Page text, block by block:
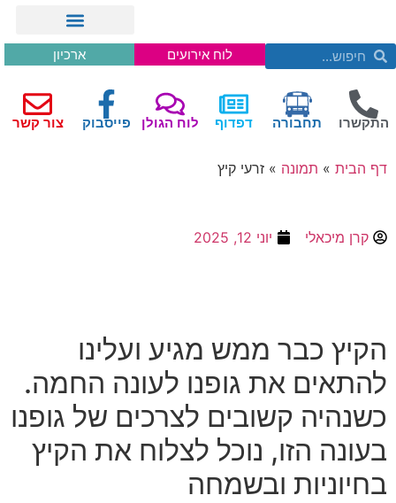
לוח אירועים ארכיון
התקשרו תחבורה דפדוף לוח הגולן פייסבוק צור קשר
דף הבית » תמונה » זרעי קיץ
קרן מיכאלי יוני 12, 2025
הקיץ כבר ממש מגיע ועלינו
להתאים את גופנו לעונה החמה.
כשנהיה קשובים לצרכים של גופנו
בעונה הזו, נוכל לצלוח את הקיץ
בחיוניות ובשמחה